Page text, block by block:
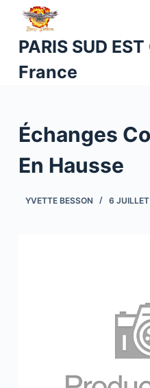
u
c
o
PARIS SUD
France
Échanges
En Hausse
YVETTE BESSON 6